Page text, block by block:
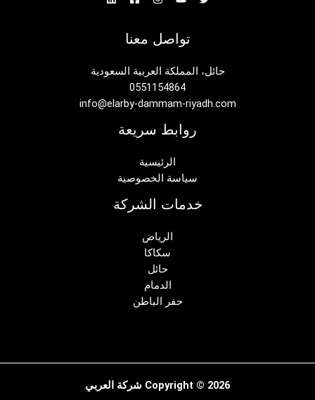
تواصل معنا
حائل، المملكة العربية السعودية
0551154864
info@elarby-dammam-riyadh.com
روابط سريعة
الرئيسية
سياسة الخصوصية
خدمات الشركة
الرياض
سكاكا
حائل
الدمام
حفر الباطن
Copyright © 2026 شركة العربي